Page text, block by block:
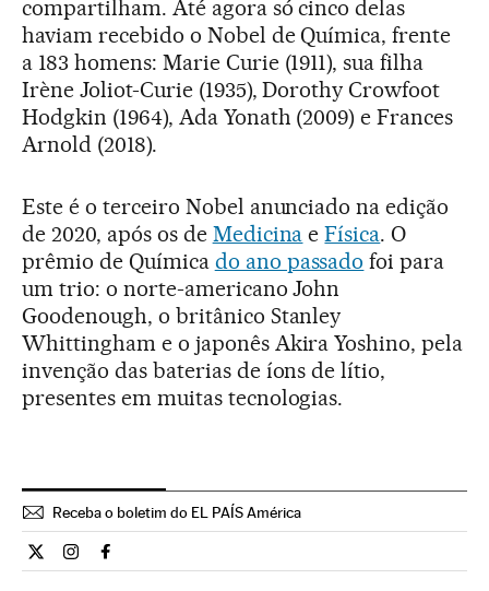
compartilham. Até agora só cinco delas
haviam recebido o Nobel de Química, frente
a 183 homens: Marie Curie (1911), sua filha
Irène Joliot-Curie (1935), Dorothy Crowfoot
Hodgkin (1964), Ada Yonath (2009) e Frances
Arnold (2018).
Este é o terceiro Nobel anunciado na edição
de 2020, após os de Medicina eFísica. O
prêmio de Química do ano passado foi para
um trio: o norte-americano John
Goodenough, o britânico Stanley
Whittingham e o japonês Akira Yoshino, pela
invenção das baterias de íons de lítio,
presentes em muitas tecnologias.
Receba o boletim do EL PAÍS América
Ciencia El País Brasil en Twitter
Ciencia El País Brasil en Instagram
Ciencia El País Brasil en Facebook